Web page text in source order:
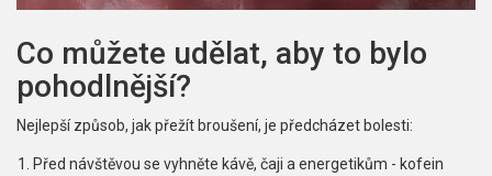
Co můžete udělat, aby to bylo
pohodlnější?
Nejlepší způsob, jak přežít broušení, je předcházet bolesti:
Před návštěvou se vyhněte kávě, čaji a energetikům - kofein